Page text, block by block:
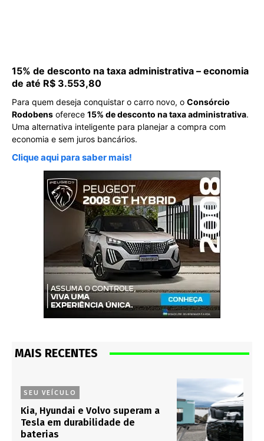
15% de desconto na taxa administrativa – economia
de até R$ 3.553,80
Para quem deseja conquistar o carro novo, o Consórcio
Rodobens oferece 15% de desconto na taxa administrativa.
Uma alternativa inteligente para planejar a compra com
economia e sem juros bancários.
Clique aqui para saber mais!
MAIS RECENTES
SEU VEÍCULO
Kia, Hyundai e Volvo superam a
Tesla em durabilidade de
baterias